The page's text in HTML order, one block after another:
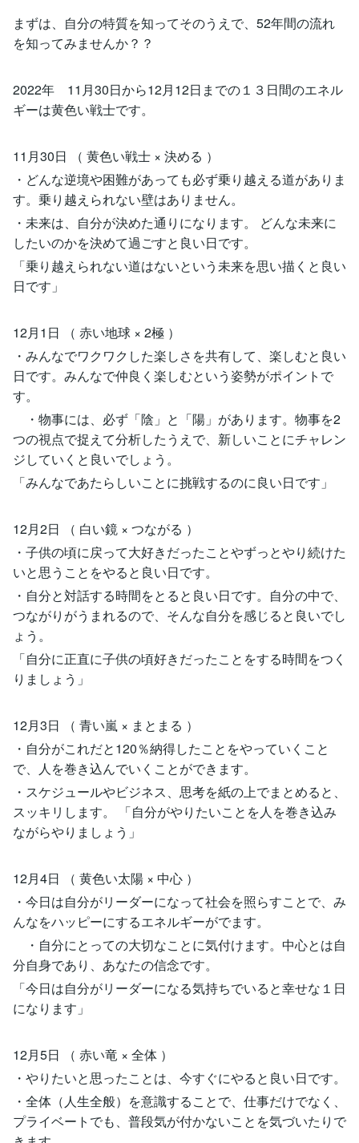
まずは、自分の特質を知ってそのうえで、52年間の流れ
を知ってみませんか？？
2022年 11月30日から12月12日までの１３日間のエネル
ギーは黄色い戦士です。
11月30日 （ 黄色い戦士 × 決める ）
・どんな逆境や困難があっても必ず乗り越える道がありま
す。乗り越えられない壁はありません。
・未来は、自分が決めた通りになります。 どんな未来に
したいのかを決めて過ごすと良い日です。
「乗り越えられない道はないという未来を思い描くと良い
日です」
12月1日 （ 赤い地球 × 2極 ）
・みんなでワクワクした楽しさを共有して、楽しむと良い
日です。みんなで仲良く楽しむという姿勢がポイントで
す。
・物事には、必ず「陰」と「陽」があります。物事を2
つの視点で捉えて分析したうえで、新しいことにチャレン
ジしていくと良いでしょう。
「みんなであたらしいことに挑戦するのに良い日です」
12月2日 （ 白い鏡 × つながる ）
・子供の頃に戻って大好きだったことやずっとやり続けた
いと思うことをやると良い日です。
・自分と対話する時間をとると良い日です。自分の中で、
つながりがうまれるので、そんな自分を感じると良いでし
ょう。
「自分に正直に子供の頃好きだったことをする時間をつく
りましょう」
12月3日 （ 青い嵐 × まとまる ）
・自分がこれだと120％納得したことをやっていくこと
で、人を巻き込んでいくことができます。
・スケジュールやビジネス、思考を紙の上でまとめると、
スッキリします。 「自分がやりたいことを人を巻き込み
ながらやりましょう」
12月4日 （ 黄色い太陽 × 中心 ）
・今日は自分がリーダーになって社会を照らすことで、み
んなをハッピーにするエネルギーがでます。
・自分にとっての大切なことに気付けます。中心とは自
分自身であり、あなたの信念です。
「今日は自分がリーダーになる気持ちでいると幸せな１日
になります」
12月5日 （ 赤い竜 × 全体 ）
・やりたいと思ったことは、今すぐにやると良い日です。
・全体（人生全般）を意識することで、仕事だけでなく、
プライベートでも、普段気が付かないことを気づいたりで